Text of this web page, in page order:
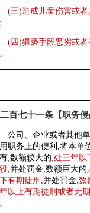
(三)造成儿童伤害或
(四)猥亵手段恶劣或
百七十一条【职务
公司、企业或者其他
职务上的便利,将本单
,数额较大的,处三年以
,并处罚金;数额巨大的,
有期徒刑,并处罚金;数
以上有期徒刑或者无